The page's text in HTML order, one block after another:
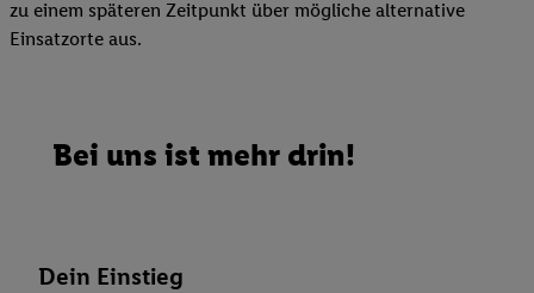
zu einem späteren Zeitpunkt über mögliche alternative
Einsatzorte aus.
Bei uns ist mehr drin!
Dein Einstieg